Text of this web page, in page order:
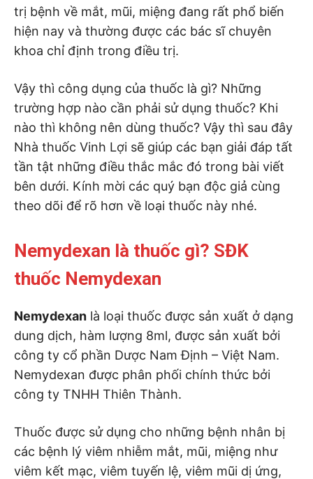
trị bệnh về mắt, mũi, miệng đang rất phổ biến
hiện nay và thường được các bác sĩ chuyên
khoa chỉ định trong điều trị.
Vậy thì công dụng của thuốc là gì? Những
trường hợp nào cần phải sử dụng thuốc? Khi
nào thì không nên dùng thuốc? Vậy thì sau đây
Nhà thuốc Vinh Lợi sẽ giúp các bạn giải đáp tất
tần tật những điều thắc mắc đó trong bài viết
bên dưới. Kính mời các quý bạn độc giả cùng
theo dõi để rõ hơn về loại thuốc này nhé.
Nemydexan là thuốc gì? SĐK
thuốc Nemydexan
Nemydexan là loại thuốc được sản xuất ở dạng
dung dịch, hàm lượng 8ml, được sản xuất bởi
công ty cổ phần Dược Nam Định – Việt Nam.
Nemydexan được phân phối chính thức bởi
công ty TNHH Thiên Thành.
Thuốc được sử dụng cho những bệnh nhân bị
các bệnh lý viêm nhiễm mắt, mũi, miệng như
viêm kết mạc, viêm tuyến lệ, viêm mũi dị ứng,